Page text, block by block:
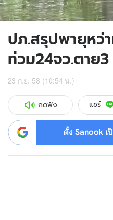
ปภ.สรุปพายุหว่
ท่วม24จว.ตาย3
23 ก.ย. 58 (10:54 น.)
กดฟัง แชร์
ตั้ง Sanook เ